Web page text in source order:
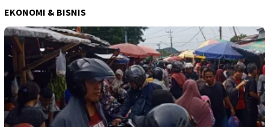
EKONOMI & BISNIS